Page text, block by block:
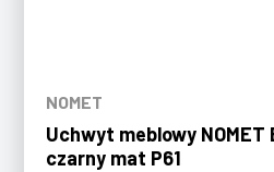
NOMET
Uchwyt meblowy NOMET
czarny mat P61